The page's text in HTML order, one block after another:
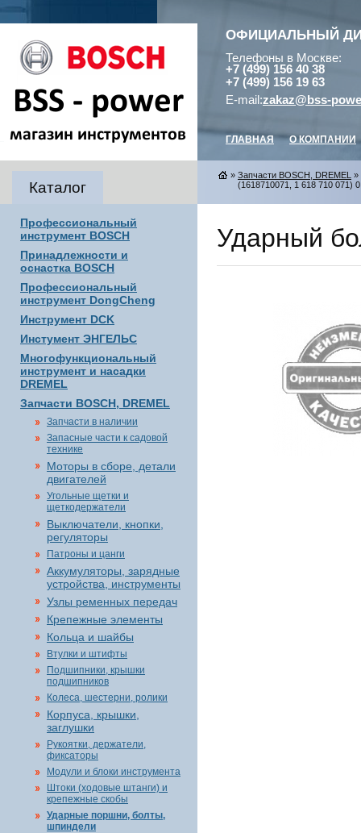
ОФИЦИАЛЬНЫЙ
Телефоны в Москве:
+7 (499) 156 40 38
+7 (499) 156 19 63
E-mail:zakaz@bss-
ГЛАВНАЯ О КОМПАНИИ
Каталог
Профессиональный
инструмент BOSCH
Принадлежности и
оснастка BOSCH
Профессиональный
инструмент DongCheng
Инструмент DCK
Инстумент ЭНГЕЛЬС
Многофункциональный
инструмент и насадки
DREMEL
Запчасти BOSCH, DREMEL
Запчасти в наличии
Запасные части к садовой
технике
Моторы в сборе, детали
двигателей
Угольные щетки и
щеткодержатели
Выключатели, кнопки,
регуляторы
Патроны и цанги
Аккумуляторы, зарядные
устройства, инструменты
Узлы ременных передач
Крепежные элементы
Кольца и шайбы
Втулки и штифты
Подшипники, крышки
подшипников
Колеса, шестерни, ролики
Корпуса, крышки,
заглушки
Рукоятки, держатели,
фиксаторы
Модули и блоки инструмента
Штоки (ходовые штанги) и
крепежные скобы
Ударные поршни, болты,
шпиндели
» Запчасти BOSCH, DREMEL »
(1618710071, 1 618 710 071)
Ударный